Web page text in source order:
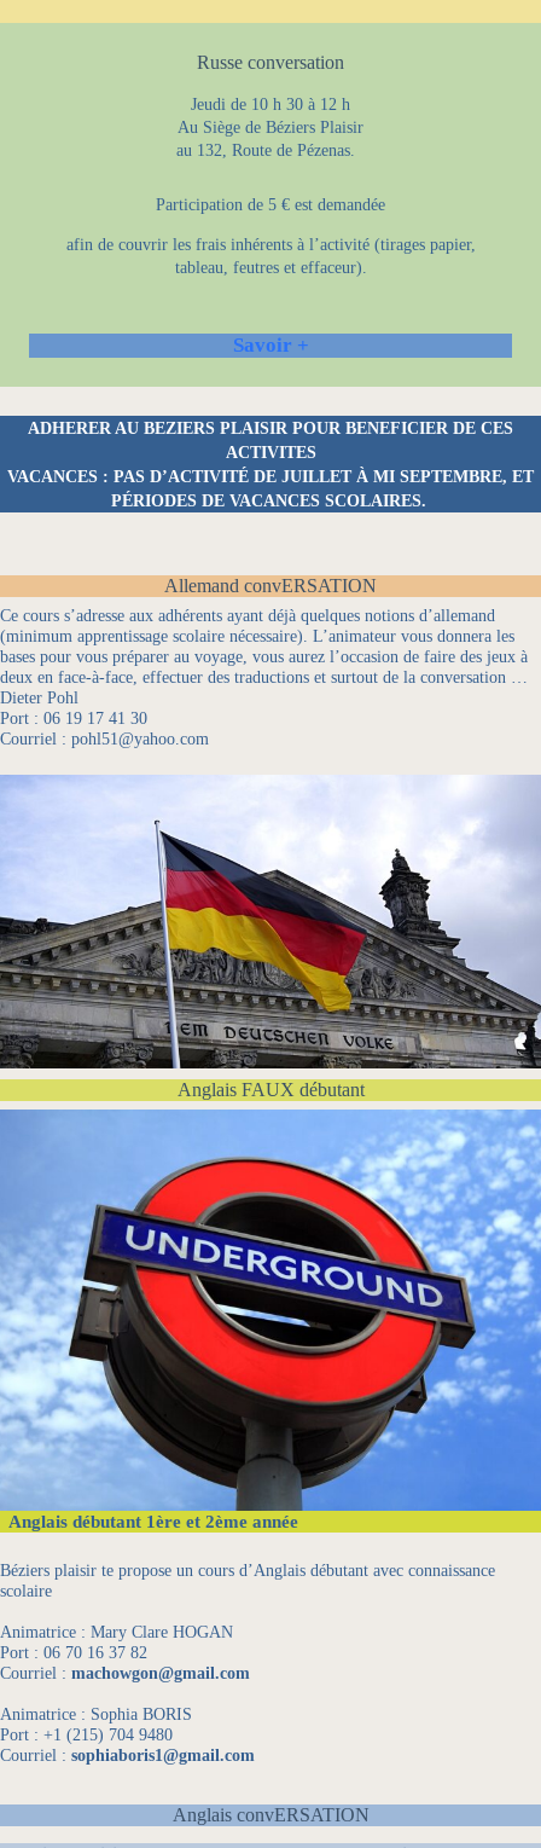
Russe conversation
Jeudi de 10 h 30 à 12 h
Au Siège de Béziers Plaisir
au 132, Route de Pézenas.
Participation de 5 € est demandée
afin de couvrir les frais inhérents à l’activité (tirages papier,
tableau, feutres et effaceur).
Savoir +
ADHERER AU BEZIERS PLAISIR POUR BENEFICIER DE CES
ACTIVITES
VACANCES : PAS D’ACTIVITÉ DE JUILLET À MI SEPTEMBRE, ET
PÉRIODES DE VACANCES SCOLAIRES.
Allemand convERSATION
Ce cours s’adresse aux adhérents ayant déjà quelques notions d’allemand
(minimum apprentissage scolaire nécessaire). L’animateur vous donnera les
bases pour vous préparer au voyage, vous aurez l’occasion de faire des jeux à
deux en face-à-face, effectuer des traductions et surtout de la conversation …
Dieter Pohl
Port : 06 19 17 41 30
Courriel : pohl51@yahoo.com
Anglais FAUX débutant
Anglais débutant 1ère et 2ème année
Béziers plaisir te propose un cours d’Anglais débutant avec connaissance
scolaire
Animatrice : Mary Clare HOGAN
Port : 06 70 16 37 82
Courriel : machowgon@gmail.com
Animatrice : Sophia BORIS
Port : +1 (215) 704 9480
Courriel : sophiaboris1@gmail.com
Anglais convERSATION